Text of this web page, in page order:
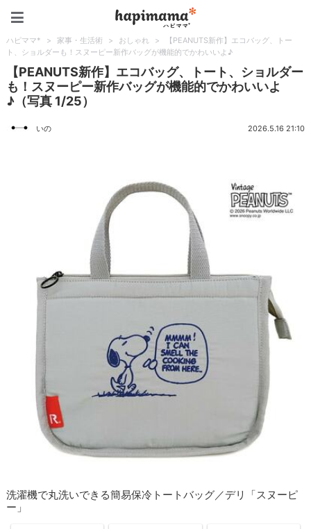
ハピママ* > 家事・生活術 > おしゃれ >
【PEANUTS新作】エコバッグ、トー
ト、ショルダーも！スヌーピー新作バッグが機能的でかわいいよ♪
【PEANUTS新作】エコバッグ、トート、ショルダー
も！スヌーピー新作バッグが機能的でかわいいよ
♪（写真 1/25）
いの 2026.5.16 21:10
洗濯機で丸洗いできる簡易保冷トートバッグ／デリ「スヌーピ
ー」